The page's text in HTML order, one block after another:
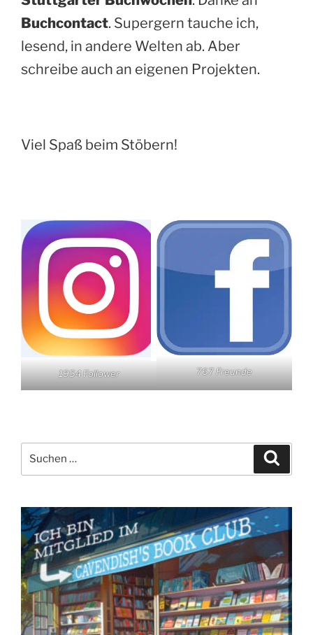
Buchcontact. Supergern tauche ich,
lesend, in andere Welten ab. Aber
schreibe auch an eigenen Projekten.
Viel Spaß beim Stöbern!
1954 Follower 767 Freunde
nach: